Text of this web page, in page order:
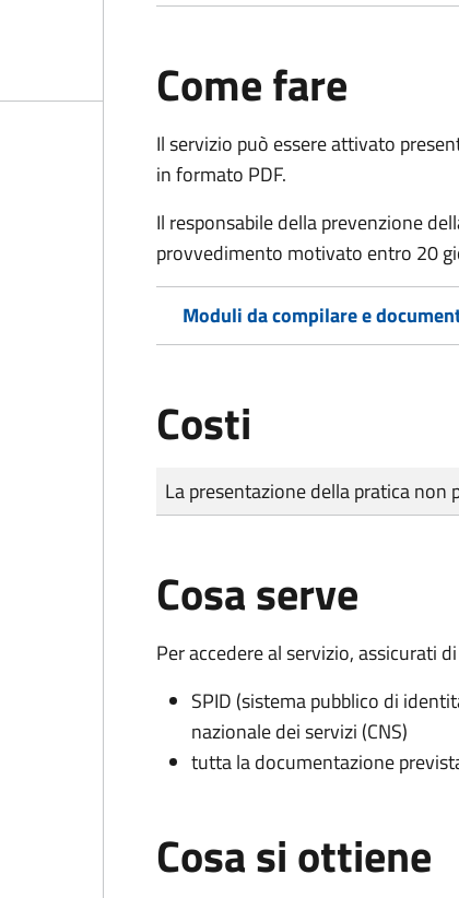
Come fare
Il servizio può essere attivato
in formato PDF.
Il responsabile della prevenzione
provvedimento motivato entro 20
Moduli da compilare e
Costi
Tipo di pagamento
Importo
La presentazione della pratica non
Cosa serve
Per accedere al servizio, assicurati
SPID (sistema pubblico di
nazionale dei servizi (CNS)
tutta la documentazione
Cosa si ottiene